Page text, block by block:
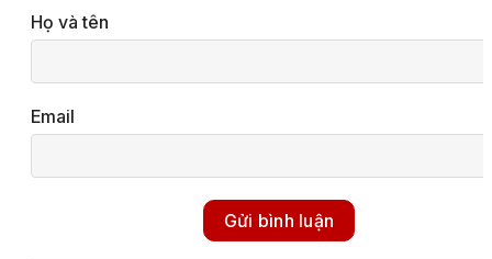
Họ và tên
Email
Gửi bình luận